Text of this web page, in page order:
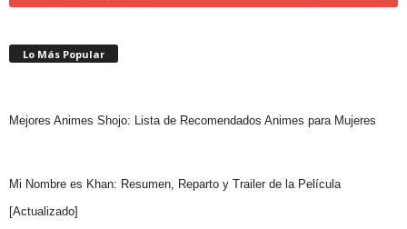
Lo Más Popular
Mejores Animes Shojo: Lista de Recomendados Animes para Mujeres
Mi Nombre es Khan: Resumen, Reparto y Trailer de la Película
[Actualizado]